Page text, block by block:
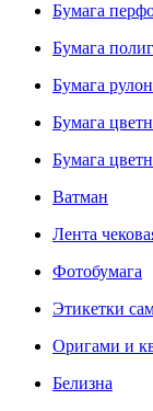
Бумага
Бумага
Бумага
Бумага
Бумага
Ватман
Лента
Фотобумага
Этикетки
Оригами и
Белизна